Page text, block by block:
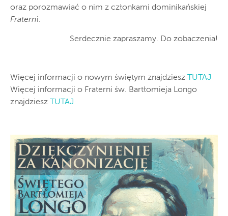
oraz porozmawiać o nim z członkami dominikańskiej
Fraterni.
Serdecznie zapraszamy. Do zobaczenia!
Więcej informacji o nowym świętym znajdziesz
TUTAJ
Więcej informacji o Fraterni św. Bartłomieja Longo
znajdziesz
TUTAJ